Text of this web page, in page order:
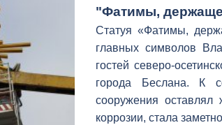
"Фатимы,
Статуя «Фатимы,
главных символов
гостей северо-
города Беслана. К
сооружения оставлял
коррозии, стала